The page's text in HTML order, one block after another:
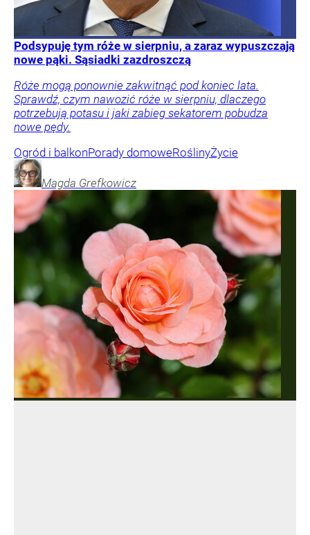
Podsypuję tym róże w sierpniu, a zaraz wypuszczają
nowe pąki. Sąsiadki zazdroszczą
Róże mogą ponownie zakwitnąć pod koniec lata.
Sprawdź, czym nawozić róże w sierpniu, dlaczego
potrzebują potasu i jaki zabieg sekatorem pobudza
nowe pędy.
Ogród i balkonPorady domoweRoślinyŻycie
Magda Grefkowicz